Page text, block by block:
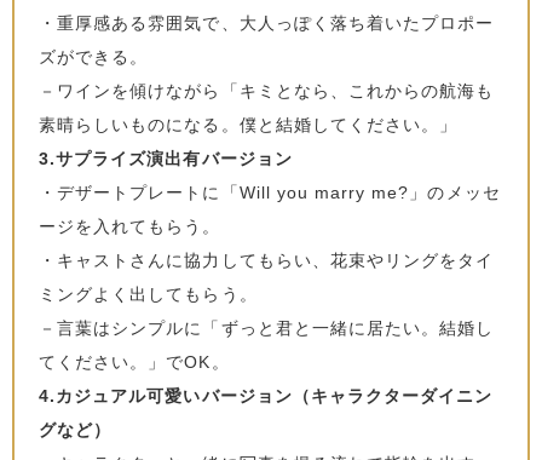
・重厚感ある雰囲気で、大人っぽく落ち着いたプロポー
ズができる。
－ワインを傾けながら「キミとなら、これからの航海も
素晴らしいものになる。僕と結婚してください。」
3.サプライズ演出有バージョン
・デザートプレートに「Will you marry me?」のメッセ
ージを入れてもらう。
・キャストさんに協力してもらい、花束やリングをタイ
ミングよく出してもらう。
－言葉はシンプルに「ずっと君と一緒に居たい。結婚し
てください。」でOK。
4.カジュアル可愛いバージョン（キャラクターダイニン
グなど）